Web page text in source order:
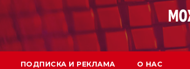
ПОДПИСКА И РЕКЛАМА О НАС